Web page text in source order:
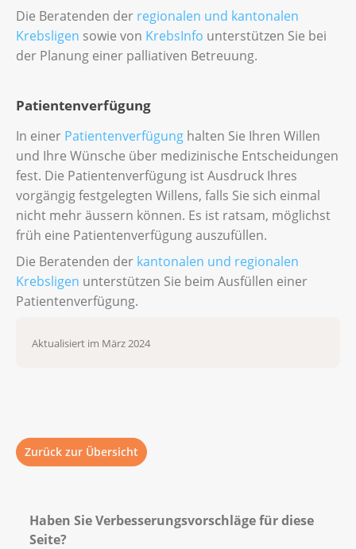
Die Beratenden der regionalen und kantonalen
Krebsligen sowie von KrebsInfo unterstützen Sie bei
der Planung einer palliativen Betreuung.
Patientenverfügung
In einer Patientenverfügung halten Sie Ihren Willen
und Ihre Wünsche über medizinische Entscheidungen
fest. Die Patientenverfügung ist Ausdruck Ihres
vorgängig festgelegten Willens, falls Sie sich einmal
nicht mehr äussern können. Es ist ratsam, möglichst
früh eine Patientenverfügung auszufüllen.
Die Beratenden der kantonalen und regionalen
Krebsligen unterstützen Sie beim Ausfüllen einer
Patientenverfügung.
Aktualisiert im März 2024
Zurück zur Übersicht
Haben Sie Verbesserungsvorschläge für diese
Seite?